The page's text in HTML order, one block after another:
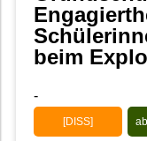
beim
-
[DISS]